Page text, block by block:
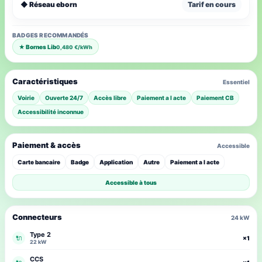
◆ Réseau eborn Tarif en cours
BADGES RECOMMANDÉS
★ Bornes Lib0,480 €/kWh
Caractéristiques Essentiel
Voirie Ouverte 24/7 Accès libre Paiement a l acte
Paiement CB
Accessibilité inconnue
Connecteurs 24 kW
🔌 Type 2
22 kW
×1
CCS
Paiement & accès Accessible
Carte bancaire Badge Application Autre Paiement a l acte
Accessible à tous